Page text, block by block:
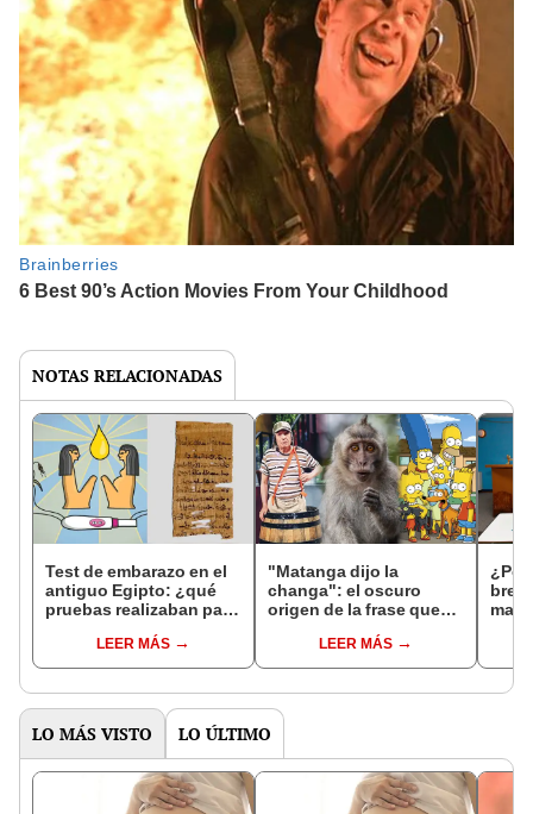
NOTAS RELACIONADAS
Test de embarazo en el
antiguo Egipto: ¿qué
pruebas realizaban para
LEER MÁS
"Matanga dijo la
changa": el oscuro
origen de la frase que
y "Los Simpson"
LEER MÁS
¿Por
LO MÁS VISTO LO ÚLTIMO